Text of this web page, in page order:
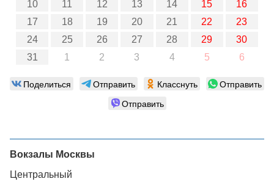
10
11 12 13 14 15
16
17
18 19 20 21 22
23
24
25 26 27 28 29
30
31
1 2 3 4 5 6
Поделиться Отправить Класснуть
Отправить
Отправить
Вокзалы Москвы
Центральный